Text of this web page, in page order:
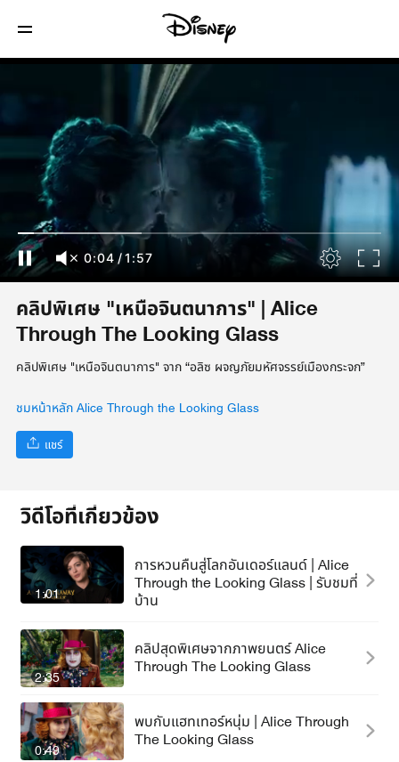
0:05 /1:57
คลิปพิเศษ "เหนือจินตนาการ" | Alice
Through The Looking Glass
คลิปพิเศษ "เหนือจินตนาการ" จาก “อลิซ ผจญภัยมหัศจรรย์เมืองกระจก”
ชมหน้าหลัก Alice Through the Looking Glass
แชร์
วิดีโอที่เกี่ยวข้อง
1:01
การหวนคืนสู่โลกอันเดอร์แลนด์ | Alice
Through the Looking Glass | รับชมที่
บ้าน
2:35
คลิปสุดพิเศษจากภาพยนตร์ Alice
Through The Looking Glass
0:49
พบกับแฮทเทอร์หนุ่ม | Alice Through
The Looking Glass